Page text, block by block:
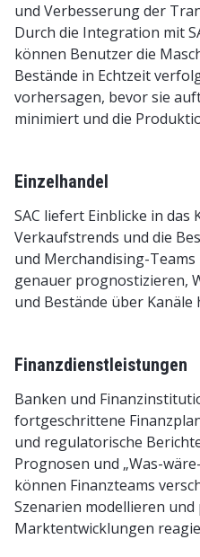
und Verbesserung der
Durch die Integration mit
können Benutzer die
Bestände in Echtzeit
vorhersagen, bevor sie
minimiert und die
Einzelhandel
SAC liefert Einblicke in das
Verkaufstrends und die
und Merchandising-
genauer prognostizieren,
und Bestände über Kanäle
Finanzdienstleistungen
Banken und
fortgeschrittene
und regulatorische
Prognosen und „Was-
können Finanzteams
Szenarien modellieren
Marktentwicklungen